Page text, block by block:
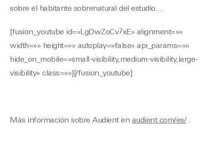
sobre el habitante sobrenatural del estudio…
[fusion_youtube id=»LgDwZoCv7xE» alignment=»»
width=»» height=»» autoplay=»false» api_params=»»
hide_on_mobile=»small-visibility,medium-visibility,large-
visibility» class=»»][/fusion_youtube]
Más información sobre Audient en audient.com/es/.